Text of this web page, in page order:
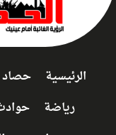
الرئيسية
رياضة